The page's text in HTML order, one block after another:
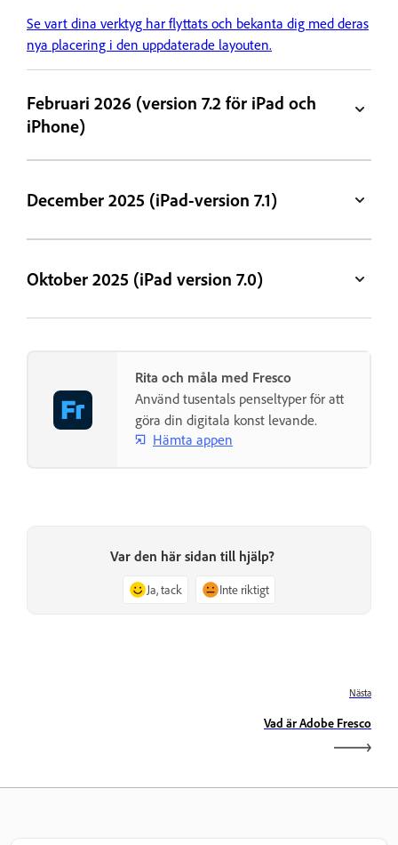
Se vart dina verktyg har flyttats och bekanta dig med deras
nya placering i den uppdaterade layouten.
Februari 2026 (version 7.2 för iPad och
iPhone)
December 2025 (iPad-version 7.1)
Oktober 2025 (iPad version 7.0)
Rita och måla med Fresco
Använd tusentals penseltyper för att
göra din digitala konst levande.
Hämta appen
Var den här sidan till hjälp?
Ja, tack Inte riktigt
Nästa
Vad är Adobe Fresco